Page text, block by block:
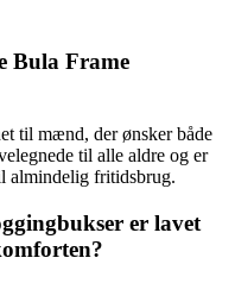
Bula Frame
til mænd, der ønsker både
til alle aldre og er
almindelig fritidsbrug.
er lavet